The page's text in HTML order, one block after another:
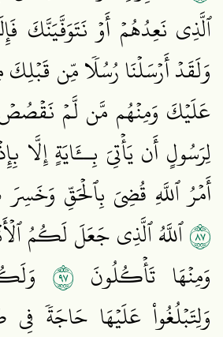
ٱلَّذِي نَعِدُهُمۡ أَوۡ نَتَوَفَّيَنَّكَ
وَلَقَدۡ أَرۡسَلۡنَا رُسُلٗا مِّن
عَلَيۡكَ وَمِنۡهُم مَّن لَّمۡ
لِرَسُولٍ أَن يَأۡتِيَ بِــَٔايَةٍ إِلَّا
أَمۡرُ ٱللَّهِ قُضِيَ بِٱلۡحَقِّ وَخَسِرَ
٧٨ٱللَّهُ ٱلَّذِي جَعَلَ لَكُمُ
وَمِنۡهَا تَأۡكُلُونَ ٧٩
وَلِتَبۡلُغُواْ عَلَيۡهَا حَاجَةٗ